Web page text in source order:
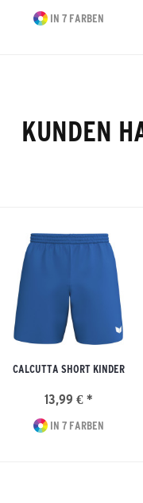
IN 7 FARBEN
KUNDEN
CALCUTTA SHORT KINDER
13,99 € *
IN 7 FARBEN